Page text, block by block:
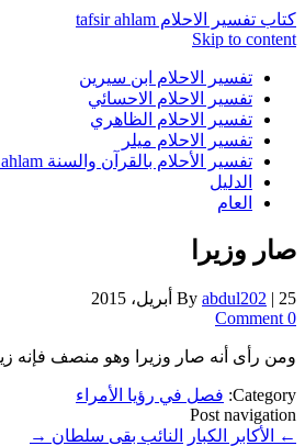
كتاب تفسير الاحلام tafsir ahlam
Skip to content
تفسير الاحلام ابن سيرين
تفسير الاحلام الاحسائي
تفسير الاحلام الظاهري
تفسير الاحلام ميلر
تفسير الأحلام بالقرآن والسنة tafsir ahlam
الدليل
العام
صار وزيرا
By abdul202 | 25 أبريل، 2015
0 Comment
ومن رأى أنه صار وزيرا وهو منصف فإنه
Category: فصل في رؤيا الأمراء
Post navigation
←
الأكابر الكبار النائب بقى سلطان →